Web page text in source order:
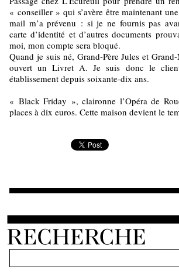
« conseiller » qui s’avère être maintenant
mail m’a prévenu : si je ne fournis pas
carte d’identité et d’autres documents
moi, mon compte sera bloqué.
Quand je suis né, Grand-Père Jules et
ouvert un Livret A. Je suis donc le
établissement depuis soixante-dix ans.
« Black Friday », claironne l’Opéra de
places à dix euros. Cette maison devient le